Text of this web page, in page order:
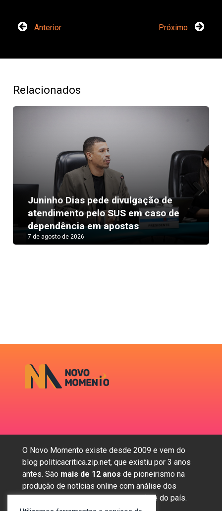
Anterior Próximo
Relacionados
Juninho Dias pede divulgação de
atendimento pelo SUS em caso de
dependência em apostas
7 de agosto de 2026
Next
O Novo Momento existe desde 2009 e vem do
blog politicacritica.zip.net, que existiu por 3 anos
antes. São mais de 12 anos de pioneirismo na
produção de notícias online com análise dos
assuntos mais importantes da região e do país.